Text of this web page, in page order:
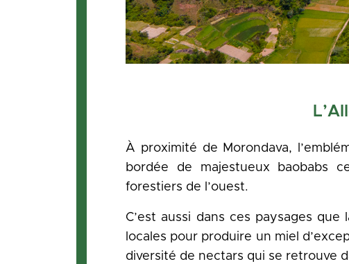
À proximité de Morondava,
bordée de majestueux baobabs
forestiers de l’ouest.
C’est aussi dans ces paysages
locales pour produire un miel
diversité de nectars qui se retrouve